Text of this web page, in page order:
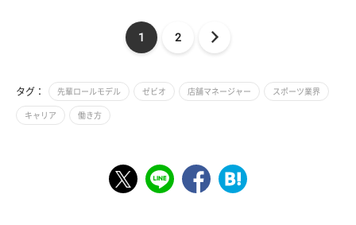
1 2
タグ： 先輩ロールモデル ゼビオ 店舗マネージャー スポーツ業界
キャリア 働き方